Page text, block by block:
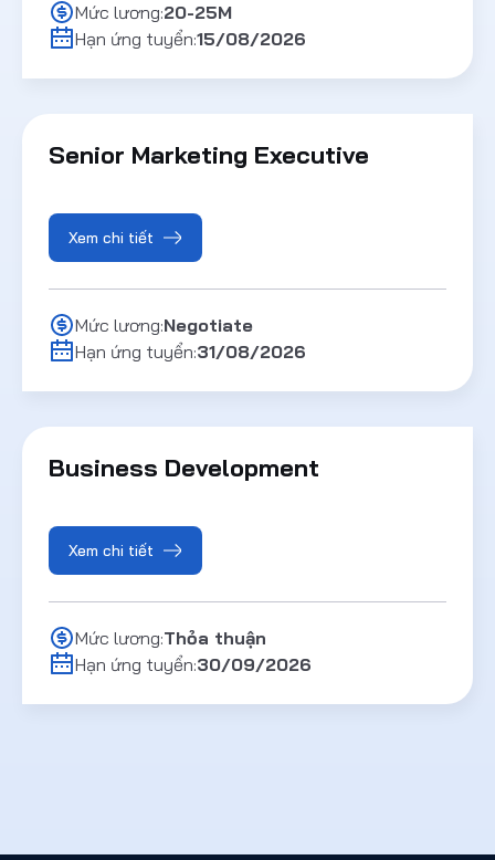
Mức lương:20-25M
Hạn ứng tuyển:15/08/2026
Senior Marketing Executive
Xem chi tiết
Mức lương:Negotiate
Hạn ứng tuyển:31/08/2026
Business Development
Xem chi tiết
Mức lương:Thỏa thuận
Hạn ứng tuyển:30/09/2026